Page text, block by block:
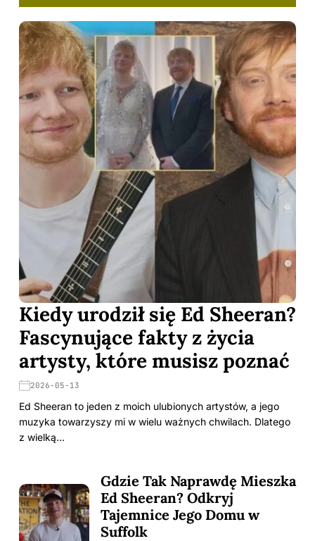
Kiedy urodził się Ed Sheeran?
Fascynujące fakty z życia
artysty, które musisz poznać
2026-05-13
Ed Sheeran to jeden z moich ulubionych artystów, a jego
muzyka towarzyszy mi w wielu ważnych chwilach. Dlatego
z wielką…
Gdzie Tak Naprawdę Mieszka
Ed Sheeran? Odkryj
Tajemnice Jego Domu w
Suffolk